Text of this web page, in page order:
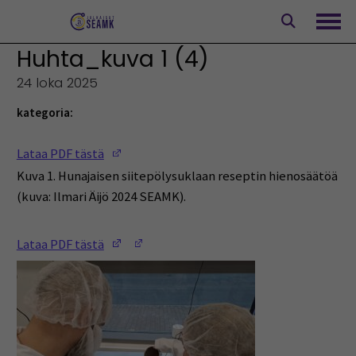
Huhta_kuva 1 (4)
24 loka 2025
kategoria:
Lataa PDF tästä
Kuva 1. Hunajaisen siitepölysuklaan reseptin hienosäätöä
(kuva: Ilmari Äijö 2024 SEAMK).
Lataa PDF tästä (Opens in a new window)